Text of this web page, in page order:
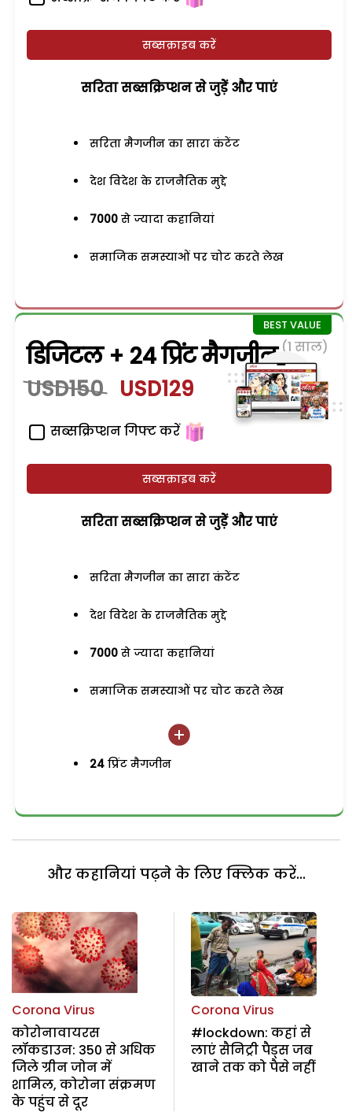
सब्सक्राइब करें
सरिता सब्सक्रिप्शन से जुड़ेें और पाएं
सरिता मैगजीन का सारा कंटेंट
देश विदेश के राजनैतिक मुद्दे
7000 से ज्यादा कहानियां
समाजिक समस्याओं पर चोट करते लेख
डिजिटल + 24 प्रिंट मैगजीन (1 साल)
USD150 USD129
सब्सक्रिप्शन गिफ्ट करें
सब्सक्राइब करें
सरिता सब्सक्रिप्शन से जुड़ेें और पाएं
सरिता मैगजीन का सारा कंटेंट
देश विदेश के राजनैतिक मुद्दे
7000 से ज्यादा कहानियां
समाजिक समस्याओं पर चोट करते लेख
24 प्रिंट मैगजीन
और कहानियां पढ़ने के लिए क्लिक करें...
Corona Virus
कोरोनावायरस
लॉकडाउन: 350 से अधिक
जिले ग्रीन जोन में
शामिल, कोरोना संक्रमण
के पहुंच से दूर
Corona Virus
#lockdown: कहां से
लाएं सैनिट्री पैड्स जब
खाने तक को पैसे नहीं